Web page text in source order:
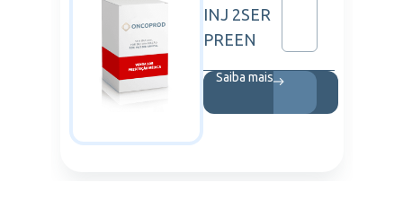
INJ 2SER
PREEN
Saiba mais